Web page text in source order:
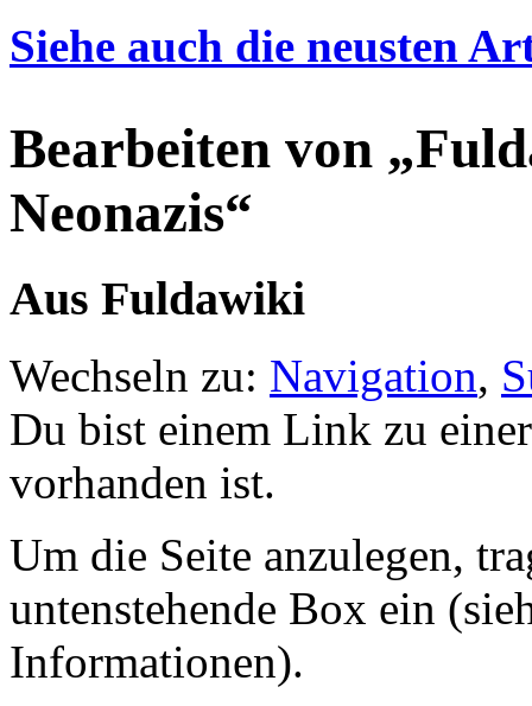
Siehe auch die neusten
Bearbeiten von
Neonazis“
Aus Fuldawiki
Wechseln zu: Navigation,
Du bist einem Link zu
vorhanden ist.
Um die Seite anzulegen,
untenstehende Box ein
Informationen).